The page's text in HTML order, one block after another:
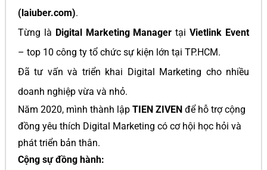
(laiuber.com).
Từng là Digital Marketing Manager tạiVietlink Event
– top 10 công ty tổ chức sự kiện lớn tại TP.HCM.
Đã tư vấn và triển khai Digital Marketing cho nhiều
doanh nghiệp vừa và nhỏ.
Năm 2020, mình thành lập TIEN ZIVEN để hỗ trợ cộng
đồng yêu thích Digital Marketing có cơ hội học hỏi và
phát triển bản thân.
Cộng sự đồng hành: